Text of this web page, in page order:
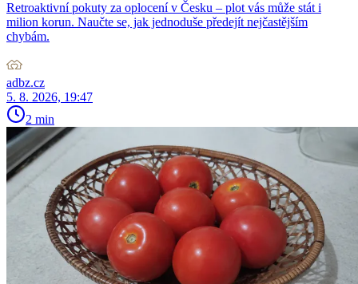
Retroaktivní pokuty za oplocení v Česku – plot vás může stát i
milion korun. Naučte se, jak jednoduše předejít nejčastějším
chybám.
adbz.cz
5. 8. 2026, 19:47
2 min